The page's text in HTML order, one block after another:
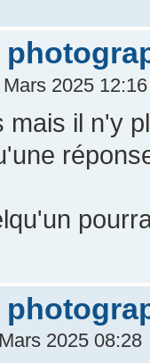
2025 12:16
mais il n'y
2025 08:28